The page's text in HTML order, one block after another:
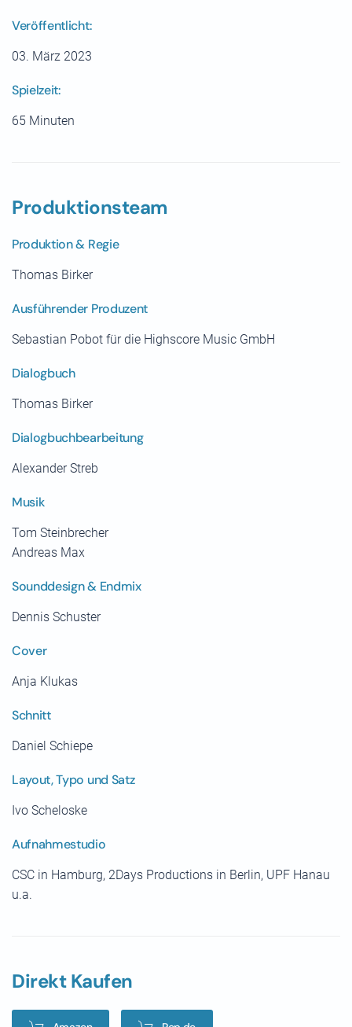
Veröffentlicht:
03. März 2023
Spielzeit:
65 Minuten
Produktionsteam
Produktion & Regie
Thomas Birker
Ausführender Produzent
Sebastian Pobot für die Highscore Music GmbH
Dialogbuch
Thomas Birker
Dialogbuchbearbeitung
Alexander Streb
Musik
Tom Steinbrecher
Andreas Max
Sounddesign & Endmix
Dennis Schuster
Cover
Anja Klukas
Schnitt
Daniel Schiepe
Layout, Typo und Satz
Ivo Scheloske
Aufnahmestudio
CSC in Hamburg, 2Days Productions in Berlin, UPF Hanau
u.a.
Direkt Kaufen